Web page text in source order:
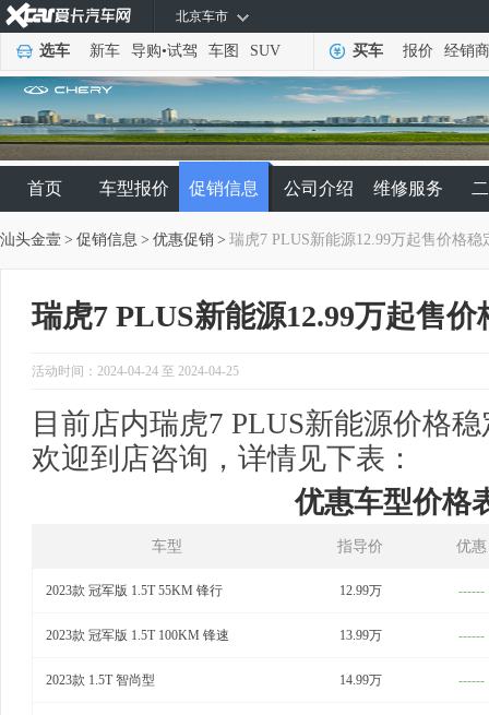
北京车市
选车 新车 导购•试驾 车图 SUV 买车 报价 经销商
首页 车型报价 促销信息 公司介绍 维修服务
汕头金壹 > 促销信息 > 优惠促销 > 瑞虎7 PLUS新能源12.99万起售价格稳
瑞虎7 PLUS新能源12.99万起售价
活动时间：2024-04-24 至 2024-04-25
目前店内瑞虎7 PLUS新能源价格
欢迎到店咨询，详情见下表：
优惠车型价格
车型 指导价 优惠
2023款 冠军版 1.5T 55KM 锋行 12.99万 ------
2023款 冠军版 1.5T 100KM 锋速 13.99万 ------
2023款 1.5T 智尚型 14.99万 ------